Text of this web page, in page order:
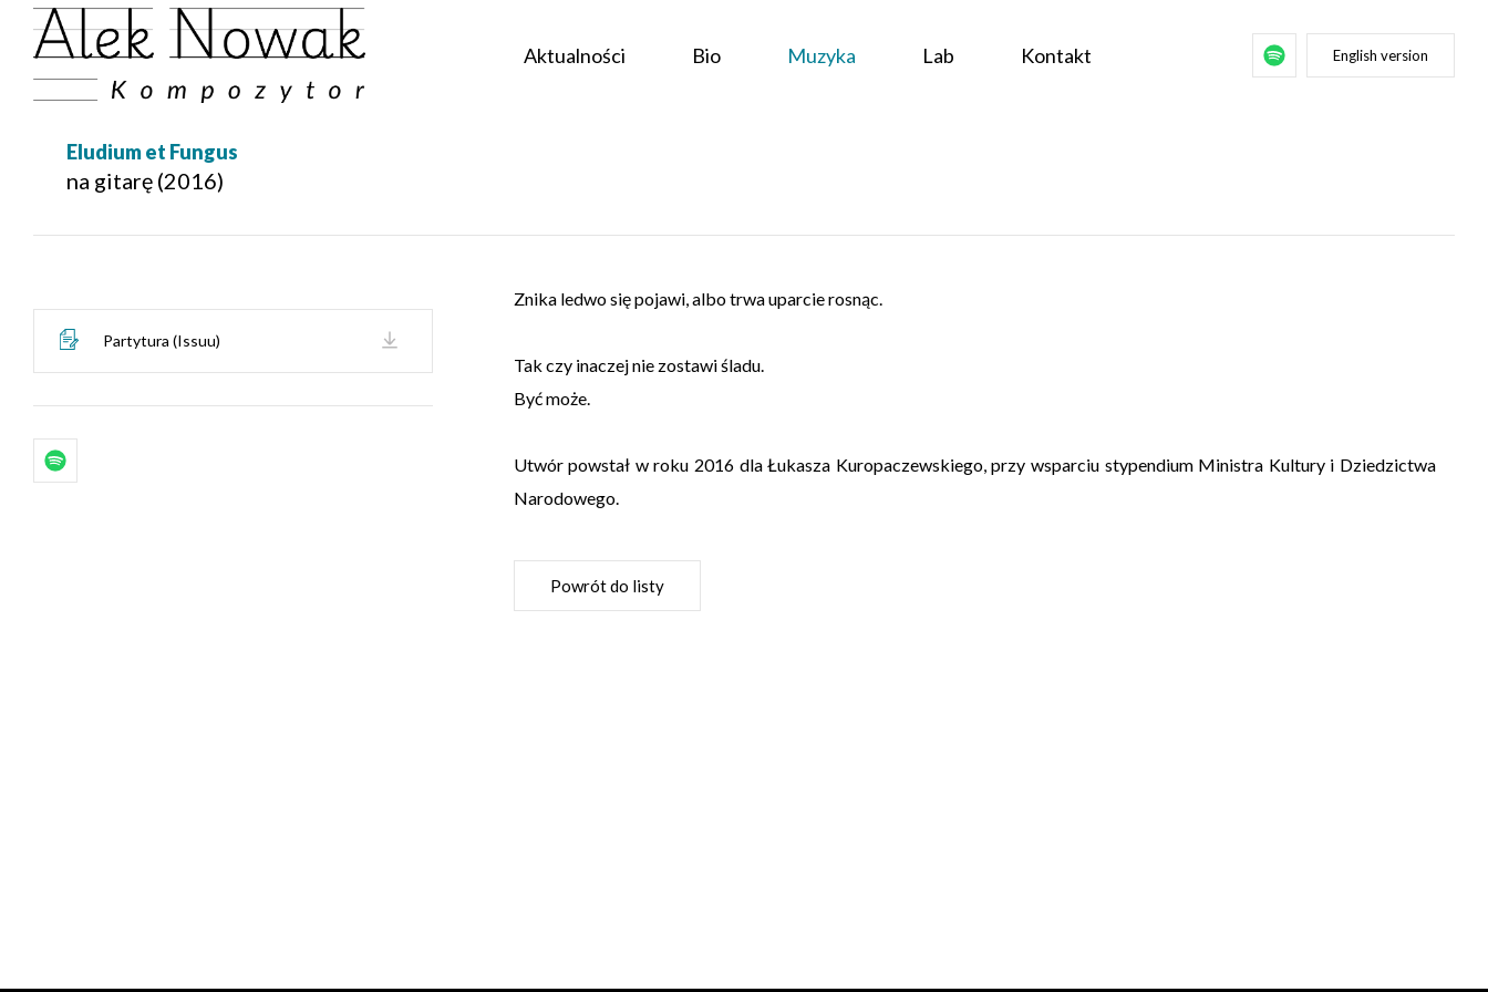
Aktualności Bio Muzyka Lab Kontakt English version
Eludium et Fungus
na gitarę (2016)
Partytura (Issuu)
Znika ledwo się pojawi, albo trwa uparcie rosnąc.
Tak czy inaczej nie zostawi śladu.
Być może.
Utwór powstał w roku 2016 dla Łukasza Kuropaczewskiego, przy wsparciu stypendium Ministra Kultury i Dziedzictwa
Narodowego.
Powrót do listy